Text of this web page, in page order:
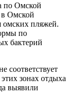
по Омской
Омской
омских пляжей.
по
бактерий
соответствует
зонах отдыха
выявили